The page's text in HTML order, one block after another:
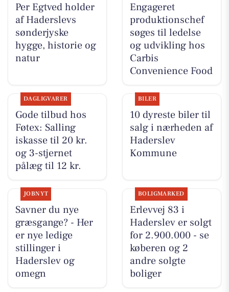
Per Egtved holder
af Haderslevs
sønderjyske
hygge, historie og
natur
Engageret
produktionschef
søges til ledelse
og udvikling hos
Carbis
Convenience Food
DAGLIGVARER
Gode tilbud hos
Føtex: Salling
iskasse til 20 kr.
og 3-stjernet
pålæg til 12 kr.
BILER
10 dyreste biler til
salg i nærheden af
Haderslev
Kommune
JOBNYT
Savner du nye
græsgange? - Her
er nye ledige
stillinger i
Haderslev og
omegn
BOLIGMARKED
Erlevvej 83 i
Haderslev er solgt
for 2.900.000 - se
køberen og 2
andre solgte
boliger